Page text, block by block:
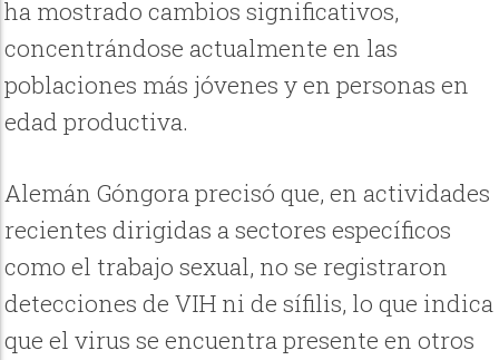
ha mostrado cambios significativos,
concentrándose actualmente en las
poblaciones más jóvenes y en personas en
edad productiva.
Alemán Góngora precisó que, en actividades
recientes dirigidas a sectores específicos
como el trabajo sexual, no se registraron
detecciones de VIH ni de sífilis, lo que indica
que el virus se encuentra presente en otros